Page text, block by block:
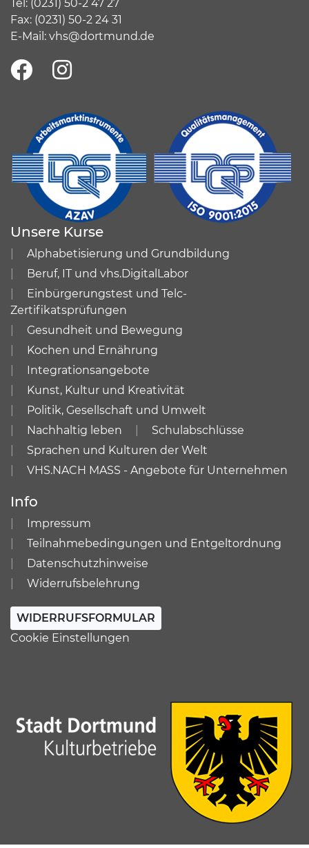
Tel: (0231) 50-2 47 27
Fax: (0231) 50-2 24 31
E-Mail: vhs@dortmund.de
Unsere Kurse
Alphabetisierung und Grundbildung
Beruf, IT und vhs.DigitalLabor
Einbürgerungstest und Telc-
Zertifikatsprüfungen
Gesundheit und Bewegung
Kochen und Ernährung
Integrationsangebote
Kunst, Kultur und Kreativität
Politik, Gesellschaft und Umwelt
Nachhaltig leben
Schulabschlüsse
Sprachen und Kulturen der Welt
VHS.NACH MASS - Angebote für Unternehmen
Info
Impressum
Teilnahmebedingungen und Entgeltordnung
Datenschutzhinweise
Widerrufsbelehrung
WIDERRUFSFORMULAR
Cookie Einstellungen